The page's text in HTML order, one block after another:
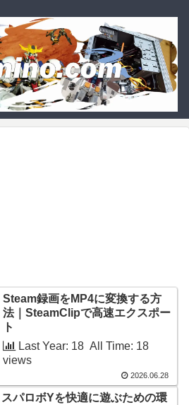
Steam録画をMP4に変換する方
法｜SteamClipで高速エクスポー
ト
Last Year: 18 All Time: 18
views
2026.06.28
スパロボYを快適に遊ぶための環